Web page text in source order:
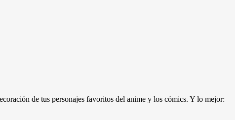
de tus personajes favoritos del anime y los cómics. Y lo mejor: